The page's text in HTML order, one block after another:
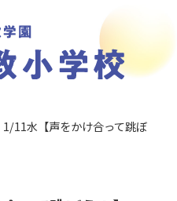
1/11水【声をかけ合って跳ぼ